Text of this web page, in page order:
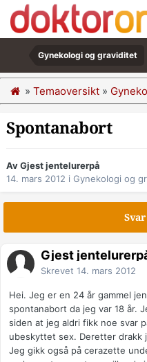
Gynekologi og graviditet
» Temaoversikt »
Spontanabort
Av Gjest jentelurerpå
14. mars 2012 i Gynekologi og
Gjest
Skrevet 14. mars 2012
Hei. Jeg er en 24 år gammel
spontanabort da jeg var 18 år.
siden at jeg aldri fikk noe svar
ubeskyttet sex. Deretter drakk
Jeg gikk også på cerazette